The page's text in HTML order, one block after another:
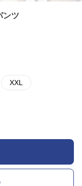
ンツ
XXL